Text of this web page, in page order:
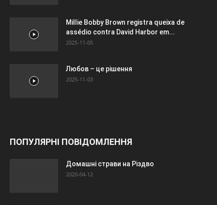
Millie Bobby Brown registra queixa de
assédio contra David Harbor em...
2025-11-05
Любов – це рішення
2025-11-03
ПОПУЛЯРНІ ПОВІДОМЛЕННЯ
Домашні страви на Різдво
2020-04-12